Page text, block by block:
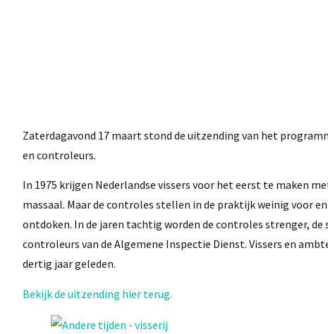
Zaterdagavond 17 maart stond de uitzending van het
en controleurs.
In 1975 krijgen Nederlandse vissers voor het eerst te maken
massaal. Maar de controles stellen in de praktijk weinig voor
ontdoken. In de jaren tachtig worden de controles strenger,
controleurs van de Algemene Inspectie Dienst. Vissers en
dertig jaar geleden.
Bekijk de uitzending hier terug.